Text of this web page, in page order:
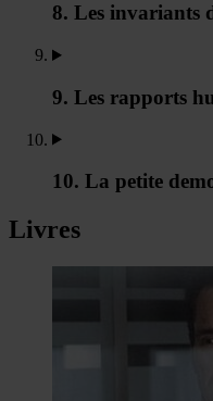
8. Les invariants
9. Les rapports
10. La petite
Livres